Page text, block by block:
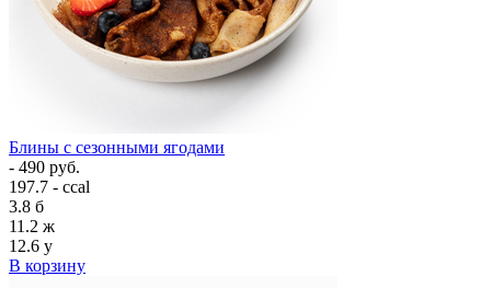
Блины с сезонными ягодами
- 490 руб.
197.7 - ccal
3.8 б
11.2 ж
12.6 у
В корзину